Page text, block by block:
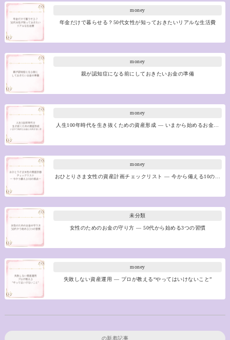
money
年金だけで暮らせる？50代女性が知っておきたいリアルな生活費
money
親が認知症になる前にしておきたいお金の準備
money
人生100年時代を生き抜くための資産形成 ― いまから始めるお金…
money
おひとりさま女性の資産計画チェックリスト ― 今から備える10の…
未分類
女性のためのお金の守り方 ― 50代から始める3つの習慣
money
失敗しない資産運用 ― プロが教える“やってはいけないこと”
の新着記事